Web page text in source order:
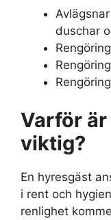
duschar
Varför
viktig?
En hyresgäst
i rent och
renlighet